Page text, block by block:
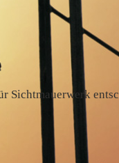
Sichtmauerwerk